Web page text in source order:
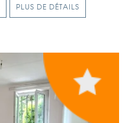
PLUS DE DÉTAILS